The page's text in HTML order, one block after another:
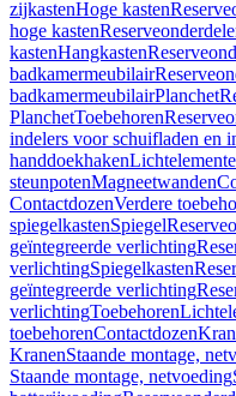
zijkastenHoge kasten
hoge kasten
kastenHangkasten
badkamermeubilair
badkamermeubilairPlanchet
PlanchetToebehoren
indelers voor schuifladen en
handdoekhaken
steunpotenMagneetwanden
ContactdozenVerdere
spiegelkastenSpiegel
geïntegreerde verlichting
verlichtingSpiegelkasten
geïntegreerde verlichting
verlichtingToebehoren
toebehorenContactdozen
KranenStaande montage,
Staande montage, netvoeding